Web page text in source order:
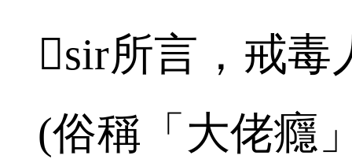
sir所言，戒毒
(俗稱「大佬癮